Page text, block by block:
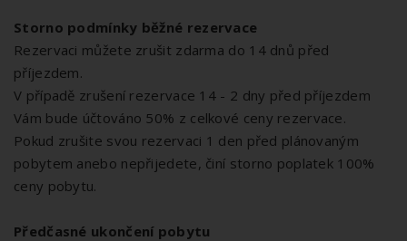
Storno podmínky běžné rezervace
Rezervaci můžete zrušit zdarma do 14 dnů před
příjezdem.
V případě zrušení rezervace 14 - 2 dny před příjezdem
Vám bude účtováno 50% z celkové ceny rezervace.
Pokud zrušite svou rezervaci 1 den před plánovaným
pobytem anebo nepřijedete, činí storno poplatek 100%
ceny pobytu.
Předčasné ukončení pobytu